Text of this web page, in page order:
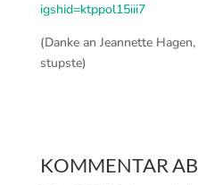
igshid=ktppol15iii7
(Danke an Jeannette
stupste)
KOMMENTAR